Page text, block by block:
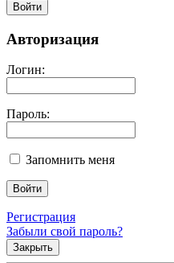
Войти
Авторизация
Логин:
Пароль:
Запомнить меня
Регистрация
Забыли свой пароль?
Закрыть